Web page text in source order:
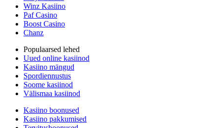
Winz Kasiino
Paf Casino
Boost Casino
Chanz
Populaarsed lehed
Uued online kasiinod
Kasiino mängud
Spordiennustus
Soome kasiinod
Välismaa kasiinod
Kasiino boonused
Kasiino pakkumised